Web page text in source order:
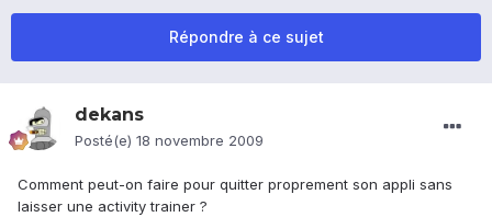
Répondre à ce sujet
dekans
Posté(e) 18 novembre 2009
Comment peut-on faire pour quitter proprement son appli sans
laisser une activity trainer ?